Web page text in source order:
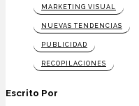
MARKETING VISUAL
NUEVAS TENDENCIAS
PUBLICIDAD
RECOPILACIONES
Escrito Por